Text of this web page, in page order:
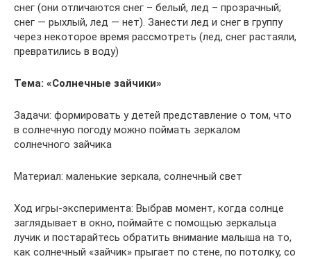
снег (они отличаются снег – белый, лед – прозрачный;
снег — рыхлый, лед — нет). Занести лед и снег в группу
через некоторое время рассмотреть (лед, снег растаяли,
превратились в воду)
Тема: «Солнечные зайчики»
Задачи: формировать у детей представление о том, что
в солнечную погоду можно поймать зеркалом
солнечного зайчика
Материал: маленькие зеркала, солнечный свет
Ход игры-эксперимента: Выбрав момент, когда солнце
заглядывает в окно, поймайте с помощью зеркальца
лучик и постарайтесь обратить внимание малыша на то,
как солнечный «зайчик» прыгает по стене, по потолку, со